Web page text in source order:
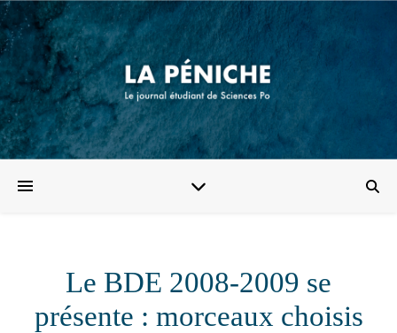
Le BDE 2008-2009 se
présente : morceaux choisis